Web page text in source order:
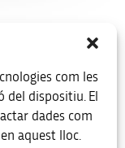
com les
del dispositiu. El
dades com
aquest lloc.